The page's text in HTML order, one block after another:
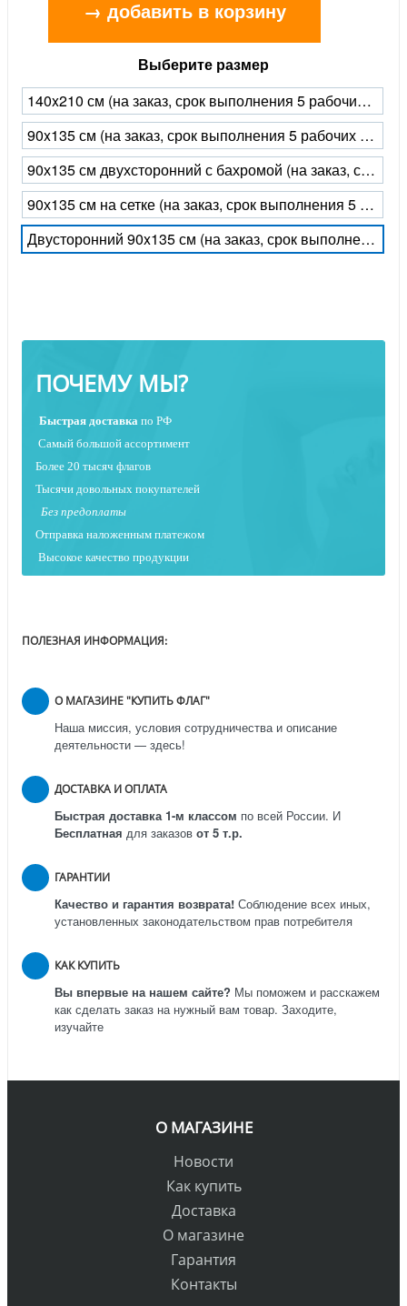
→ добавить в корзину
Выберите размер
140x210 см (на заказ, срок выполнения 5 рабочих дней)
90x135 см (на заказ, срок выполнения 5 рабочих дней)
90х135 см двухсторонний с бахромой (на заказ, срок выполнения 5 рабочих дней)
90х135 см на сетке (на заказ, срок выполнения 5 рабочих дней)
Двусторонний 90x135 см (на заказ, срок выполнения 5 рабочих дней)
ПОЧЕМУ МЫ?
Быстрая доставка по РФ
Самый большой ассортимент
Более 20 тысяч флагов
Тысячи довольных покупателей
Без предоплаты
Отправка наложенным платежом
Высокое качество продукции
ПОЛЕЗНАЯ ИНФОРМАЦИЯ:
О МАГАЗИНЕ "КУПИТЬ ФЛАГ"
Наша миссия, условия сотрудничества и описание
деятельности — здесь!
ДОСТАВКА И ОПЛАТА
Быстрая доставка 1-м классом по всей России. И
Бесплатная для заказов от 5 т.р.
ГАРАНТИИ
Качество и гарантия возврата! Соблюдение всех иных,
установленных законодательством прав потребителя
КАК КУПИТЬ
Вы впервые на нашем сайте? Мы поможем и расскажем
как сделать заказ на нужный вам товар. Заходите,
изучайте
О МАГАЗИНЕ
Новости
Как купить
Доставка
О магазине
Гарантия
Контакты